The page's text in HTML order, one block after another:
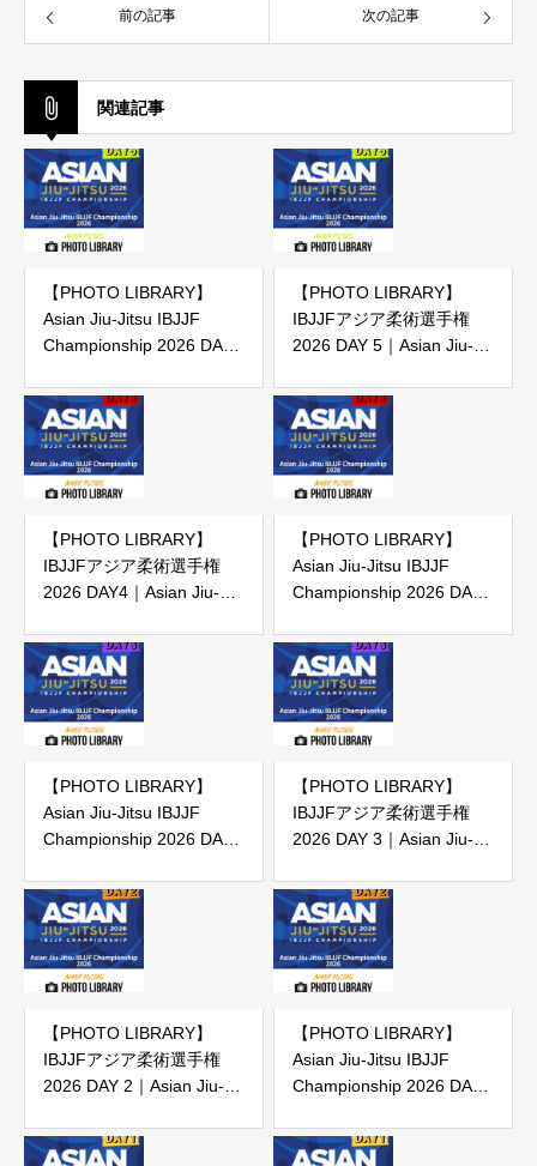
前の記事 次の記事
関連記事
【PHOTO LIBRARY】
Asian Jiu-Jitsu IBJJF
Championship 2026 DAY
【PHOTO LIBRARY】
IBJJFアジア柔術選手権
2026 DAY 5｜Asian Jiu-
2026 DAY5 （IBJJF主催大
会）
【PHOTO LIBRARY】
IBJJFアジア柔術選手権
2026 DAY4｜Asian Jiu-
2026 DAY 4（IBJJF主催大
会）
【PHOTO LIBRARY】
Asian Jiu-Jitsu IBJJF
Championship 2026 DAY
【PHOTO LIBRARY】
Asian Jiu-Jitsu IBJJF
Championship 2026 DAY
【PHOTO LIBRARY】
IBJJFアジア柔術選手権
2026 DAY 3｜Asian Jiu-
2026 DAY 3（IBJJF主催大
会）
【PHOTO LIBRARY】
IBJJFアジア柔術選手権
2026 DAY 2｜Asian Jiu-
2026 DAY 2（IBJJF主催大
【PHOTO LIBRARY】
Asian Jiu-Jitsu IBJJF
Championship 2026 DAY